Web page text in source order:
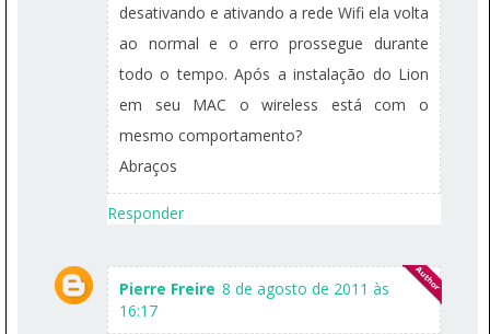
desativando e ativando a rede Wifi ela volta
ao normal e o erro prossegue durante
todo o tempo. Após a instalação do Lion
em seu MAC o wireless está com o
mesmo comportamento?
Abraços
Responder
Pierre Freire 8 de agosto de 2011 às
16:17